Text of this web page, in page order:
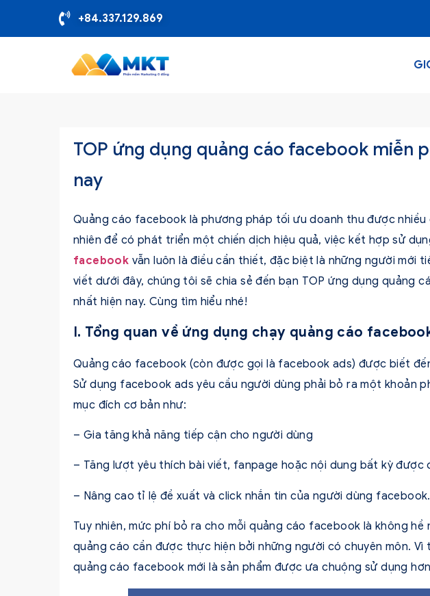
+84.337.129.869
TOP ứng dụng quảng cáo facebook miễn
nay
Quảng cáo facebook là phương pháp tối ưu doanh thu được nhiều
nhiên để có phát triển một chiến dịch hiệu quả, việc kết hợp sử
facebook vẫn luôn là điều cần thiết, đặc biệt là những người mới
viết dưới đây, chúng tôi sẽ chia sẻ đến bạn TOP ứng dụng quảng
nhất hiện nay. Cùng tìm hiểu nhé!
I. Tổng quan về ứng dụng chạy quảng cáo
Quảng cáo facebook (còn được gọi là facebook ads) được biết
Sử dụng facebook ads yêu cầu người dùng phải bỏ ra một khoản
mục đích cơ bản như:
– Gia tăng khả năng tiếp cận cho người dùng
– Tăng lượt yêu thích bài viết, fanpage hoặc nội dung bất kỳ được
– Nâng cao tỉ lệ đề xuất và click nhắn tin của người dùng facebook.
Tuy nhiên, mức phí bỏ ra cho mỗi quảng cáo facebook là không hề
quảng cáo cần được thực hiện bởi những người có chuyên môn. Vì
quảng cáo facebook mới là sản phẩm được ưa chuộng sử dụng